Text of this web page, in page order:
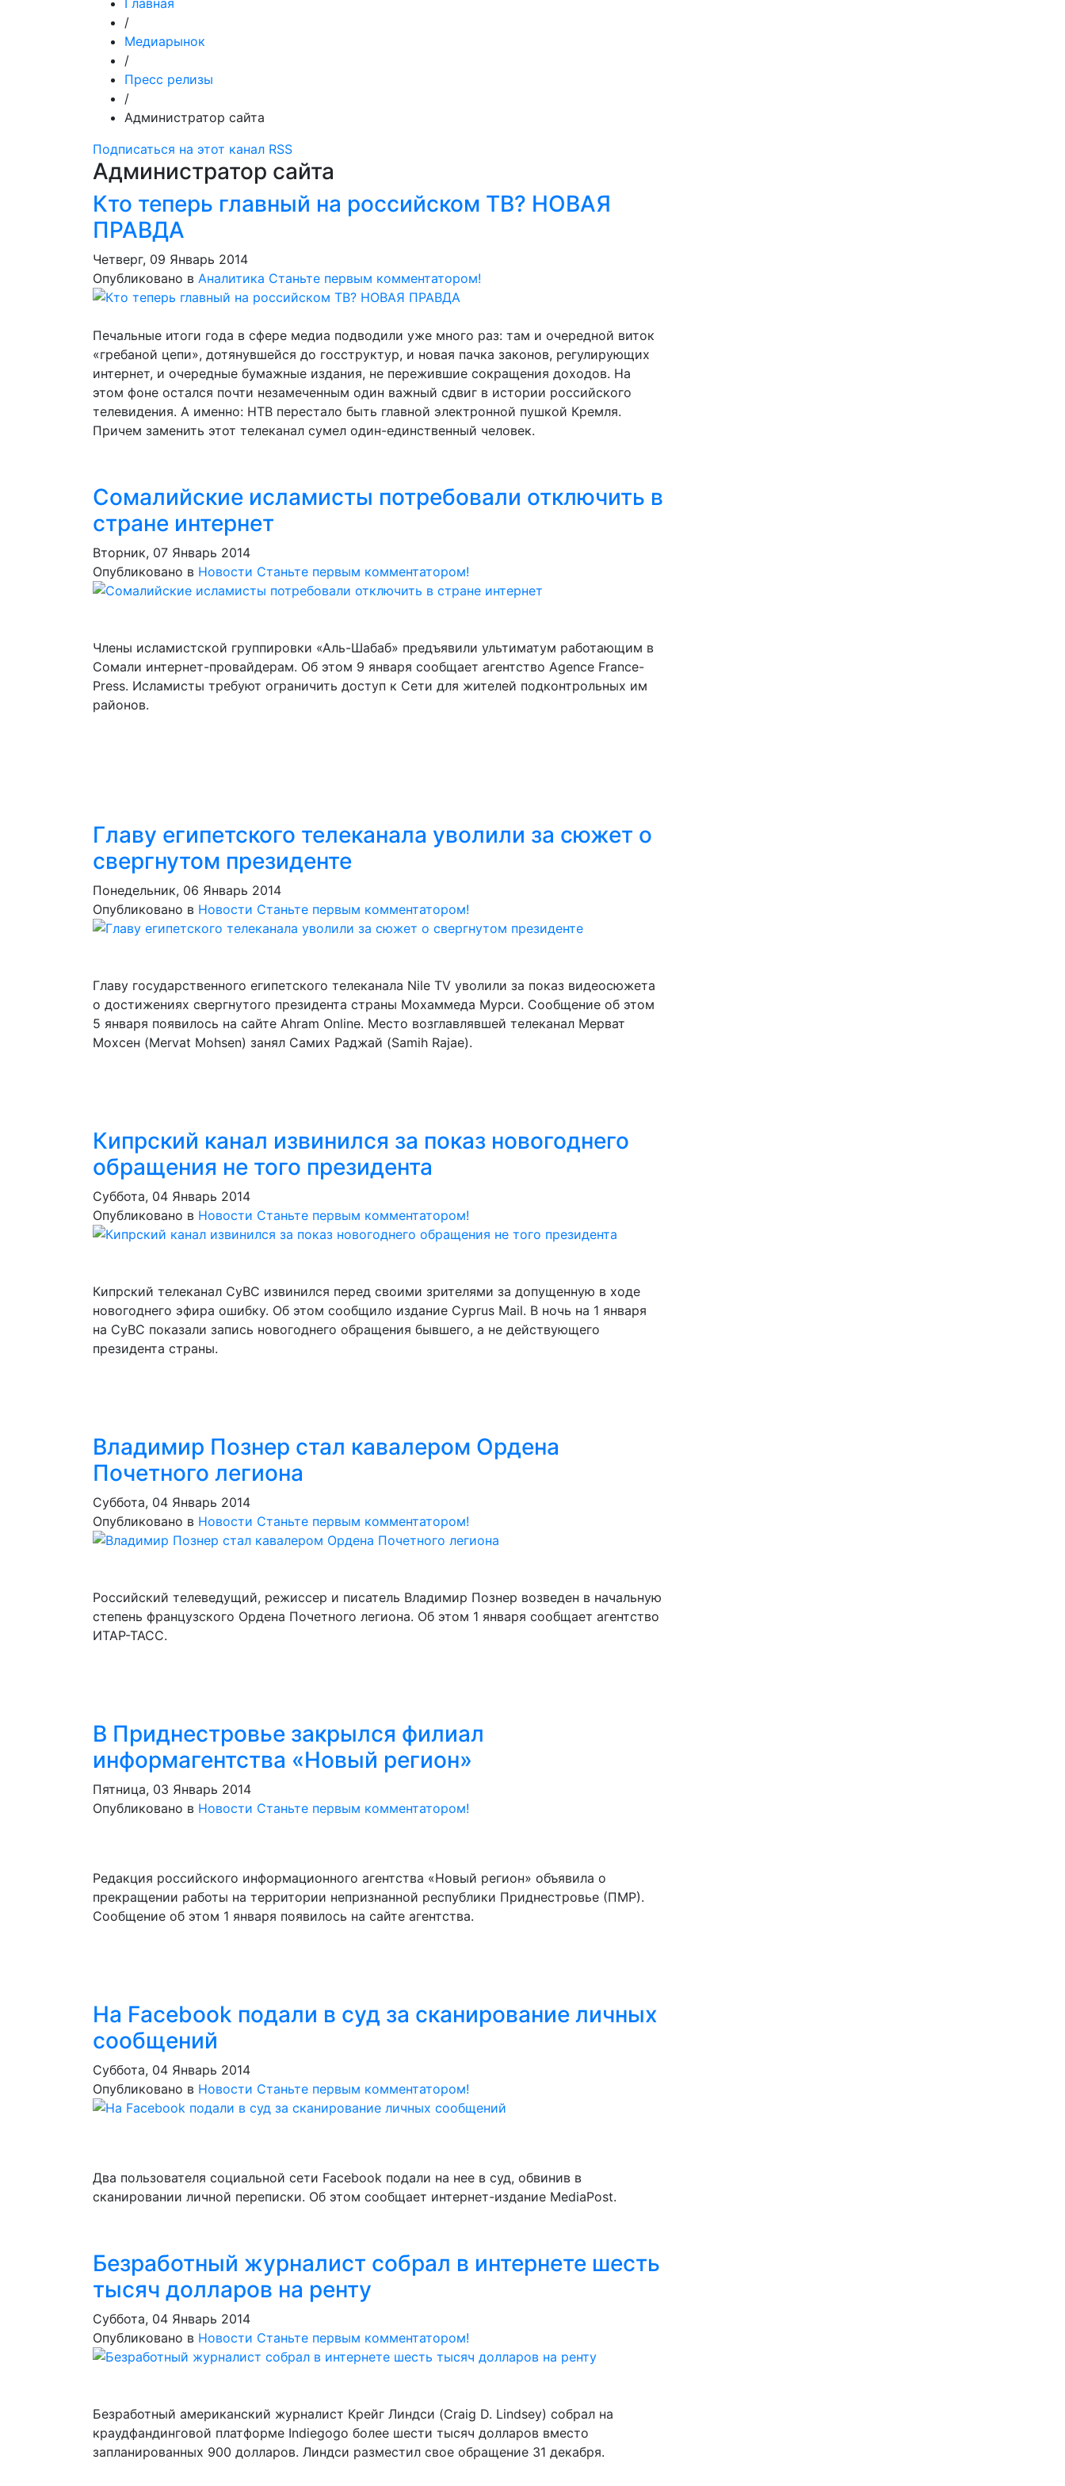
Главная
/
Медиарынок
/
Пресс релизы
/
Администратор сайта
Подписаться на этот канал RSS
Администратор сайта
Кто теперь главный на российском ТВ? НОВАЯ
ПРАВДА
Четверг, 09 Январь 2014
Опубликовано в Аналитика Станьте первым комментатором!
Печальные итоги года в сфере медиа подводили уже много раз: там и очередной виток
«гребаной цепи», дотянувшейся до госструктур, и новая пачка законов, регулирующих
интернет, и очередные бумажные издания, не пережившие сокращения доходов. На
этом фоне остался почти незамеченным один важный сдвиг в истории российского
телевидения. А именно: НТВ перестало быть главной электронной пушкой Кремля.
Причем заменить этот телеканал сумел один-единственный человек.
Сомалийские исламисты потребовали отключить в
стране интернет
Вторник, 07 Январь 2014
Опубликовано в Новости Станьте первым комментатором!
Члены исламистской группировки «Аль-Шабаб» предъявили ультиматум работающим в
Сомали интернет-провайдерам. Об этом 9 января сообщает агентство Agence France-
Press. Исламисты требуют ограничить доступ к Сети для жителей подконтрольных им
районов.
Главу египетского телеканала уволили за сюжет о
свергнутом президенте
Понедельник, 06 Январь 2014
Опубликовано в Новости Станьте первым комментатором!
Главу государственного египетского телеканала Nile TV уволили за показ видеосюжета
о достижениях свергнутого президента страны Мохаммеда Мурси. Сообщение об этом
5 января появилось на сайте Ahram Online. Место возглавлявшей телеканал Мерват
Мохсен (Mervat Mohsen) занял Самих Раджай (Samih Rajae).
Кипрский канал извинился за показ новогоднего
обращения не того президента
Суббота, 04 Январь 2014
Опубликовано в Новости Станьте первым комментатором!
Кипрский телеканал CyBC извинился перед своими зрителями за допущенную в ходе
новогоднего эфира ошибку. Об этом сообщило издание Cyprus Mail. В ночь на 1 января
на CyBC показали запись новогоднего обращения бывшего, а не действующего
президента страны.
Владимир Познер стал кавалером Ордена
Почетного легиона
Суббота, 04 Январь 2014
Опубликовано в Новости Станьте первым комментатором!
Российский телеведущий, режиссер и писатель Владимир Познер возведен в начальную
степень французского Ордена Почетного легиона. Об этом 1 января сообщает агентство
ИТАР-ТАСС.
В Приднестровье закрылся филиал
информагентства «Новый регион»
Пятница, 03 Январь 2014
Опубликовано в Новости Станьте первым комментатором!
Редакция российского информационного агентства «Новый регион» объявила о
прекращении работы на территории непризнанной республики Приднестровье (ПМР).
Сообщение об этом 1 января появилось на сайте агентства.
На Facebook подали в суд за сканирование личных
сообщений
Суббота, 04 Январь 2014
Опубликовано в Новости Станьте первым комментатором!
Два пользователя социальной сети Facebook подали на нее в суд, обвинив в
сканировании личной переписки. Об этом сообщает интернет-издание MediaPost.
​Безработный журналист собрал в интернете шесть
тысяч долларов на ренту
Суббота, 04 Январь 2014
Опубликовано в Новости Станьте первым комментатором!
Безработный американский журналист Крейг Линдси (Craig D. Lindsey) собрал на
краудфандинговой платформе Indiegogo более шести тысяч долларов вместо
запланированных 900 долларов. Линдси разместил свое обращение 31 декабря.